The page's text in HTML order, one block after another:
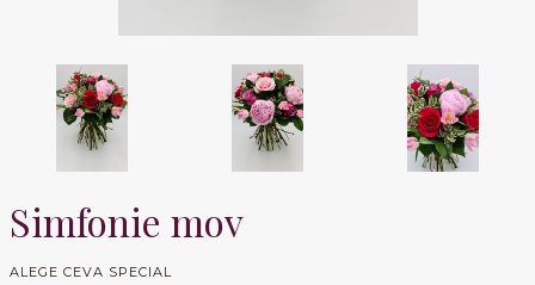
Simfonie mov
ALEGE CEVA SPECIAL